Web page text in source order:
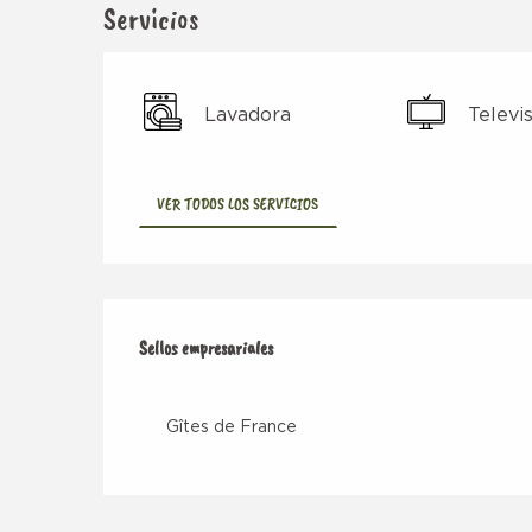
Servicios
Lavadora
VER TODOS LOS SERVICIOS
Oferta de
Sellos empresariales
Sellos empresariales
Gîtes de France